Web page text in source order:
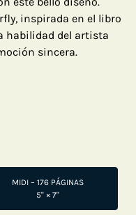
inspirada en el libro
habilidad del artista
sincera.
MIDI – 176 PÁGINAS
5" × 7"